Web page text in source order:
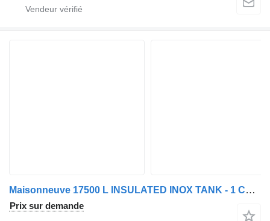
Maisonneuve 17500 L INSULATED INOX TANK - 1 COMP
Prix sur demande